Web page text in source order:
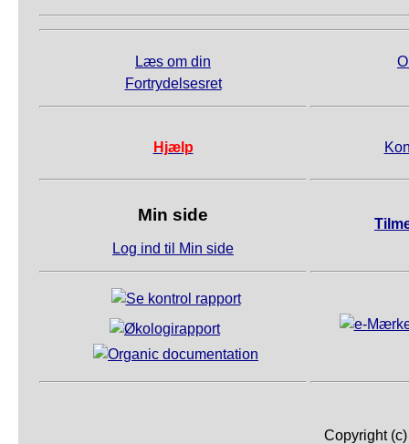
Læs om din
Fortrydelsesret
Hjælp
Min side
Log ind til Min side
Copyright